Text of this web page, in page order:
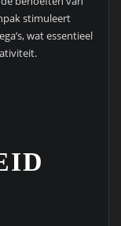
stimuleert
wat essentieel